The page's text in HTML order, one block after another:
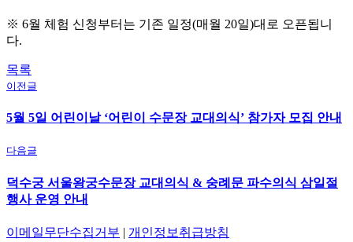
※ 6월 체험 신청부터는 기존 일정(매월 20일)대로 오픈됩니
다.
목록
이전글
5월 5일 어린이날 ‘어린이 수문장 교대의식’ 참가자 모집 안내
다음글
덕수궁 서울왕궁수문장 교대의식 & 숭례문 파수의식 삼일절
행사 운영 안내
이메일무단수집거부 | 개인정보취급방침